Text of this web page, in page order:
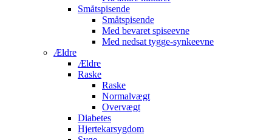
Småtspisende
Småtspisende
Med bevaret spiseevne
Med nedsat tygge-synkeevne
Ældre
Ældre
Raske
Raske
Normalvægt
Overvægt
Diabetes
Hjertekarsygdom